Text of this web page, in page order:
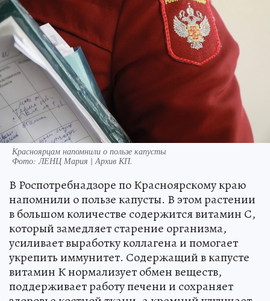
Красноярцам напомнили о пользе капусты
Фото:ЛЕНЦ Мария | Архив КП.
В Роспотребнадзоре по Красноярскому краю
напомнили о пользе капусты. В этом растении
в большом количестве содержится витамин С,
который замедляет старение организма,
усиливает выработку коллагена и помогает
укрепить иммунитет. Содержащий в капусте
витамин К нормализует обмен веществ,
поддерживает работу печени и сохраняет